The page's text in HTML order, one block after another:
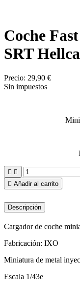
Coche
SRT
Precio: 29,90 €
Sin impuestos
 
 Añadir al carrito
Descripción
Cargador de coche
Fabricación: IXO
Miniatura de metal
Escala 1/43e